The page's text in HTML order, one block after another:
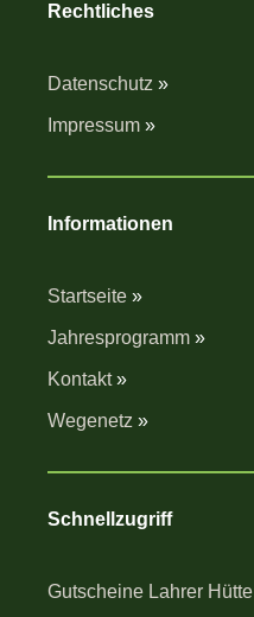
Rechtliches
Datenschutz »
Impressum »
Informationen
Startseite »
Jahresprogramm »
Kontakt»
Wegenetz »
Schnellzugriff
Gutscheine Lahrer Hütte